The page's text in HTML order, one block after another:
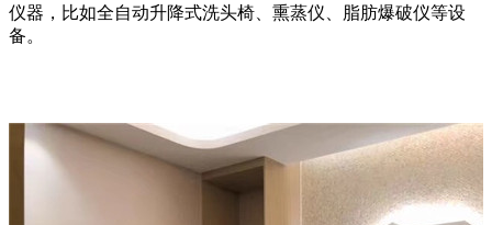
仪器，比如全自动升降式洗头椅、熏蒸仪、脂肪爆破仪等设
备。